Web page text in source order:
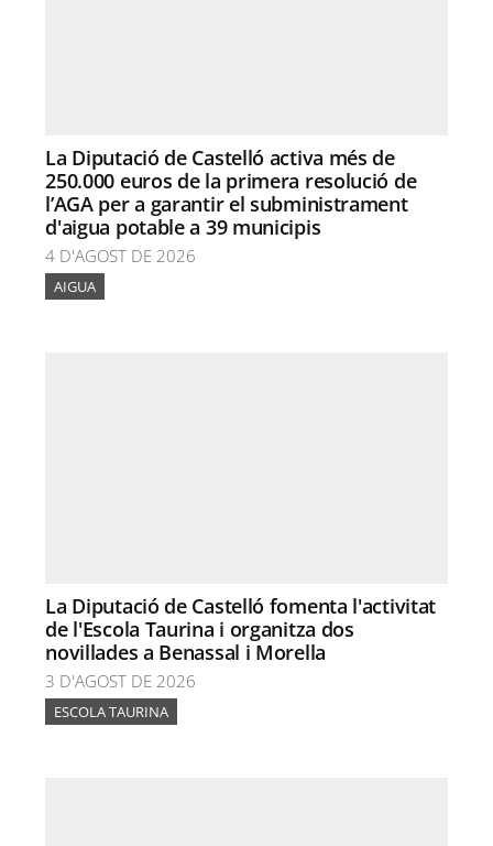
La Diputació de Castelló activa més de
250.000 euros de la primera resolució de
l’AGA per a garantir el subministrament
d'aigua potable a 39 municipis
4 D'AGOST DE 2026
AIGUA
La Diputació de Castelló fomenta l'activitat
de l'Escola Taurina i organitza dos
novillades a Benassal i Morella
3 D'AGOST DE 2026
ESCOLA TAURINA